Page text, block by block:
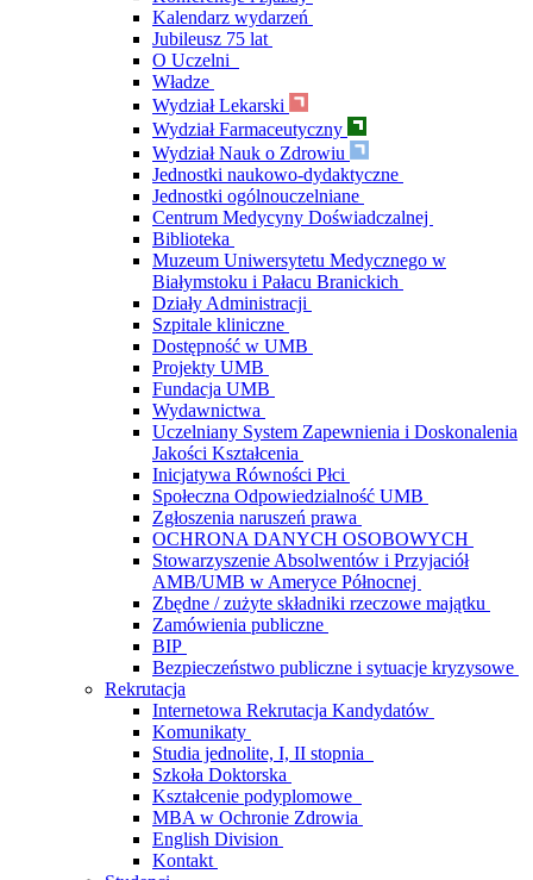
Kalendarz wydarzeń
Jubileusz 75 lat
O Uczelni
Władze
Wydział Lekarski
Wydział Farmaceutyczny
Wydział Nauk o Zdrowiu
Jednostki naukowo-dydaktyczne
Jednostki ogólnouczelniane
Centrum Medycyny Doświadczalnej
Biblioteka
Muzeum Uniwersytetu Medycznego w
Białymstoku i Pałacu Branickich
Działy Administracji
Szpitale kliniczne
Dostępność w UMB
Projekty UMB
Fundacja UMB
Wydawnictwa
Uczelniany System Zapewnienia i Doskonalenia
Jakości Kształcenia
Inicjatywa Równości Płci
Społeczna Odpowiedzialność UMB
Zgłoszenia naruszeń prawa
OCHRONA DANYCH OSOBOWYCH
Stowarzyszenie Absolwentów i Przyjaciół
AMB/UMB w Ameryce Północnej
Zbędne / zużyte składniki rzeczowe majątku
Zamówienia publiczne
BIP
Bezpieczeństwo publiczne i sytuacje kryzysowe
Rekrutacja
Internetowa Rekrutacja Kandydatów
Komunikaty
Studia jednolite, I, II stopnia
Szkoła Doktorska
Kształcenie podyplomowe
MBA w Ochronie Zdrowia
English Division
Kontakt